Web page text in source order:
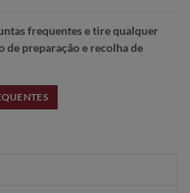
frequentes e tire qualquer
de preparação e recolha de